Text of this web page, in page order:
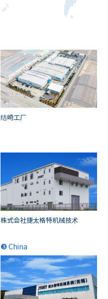
结崎工厂
株式会社捷太格特机械技术
❸ China